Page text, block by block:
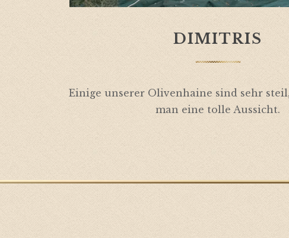
DIMITRIS
Einige unserer Olivenhaine sind sehr
man eine tolle Aussicht.